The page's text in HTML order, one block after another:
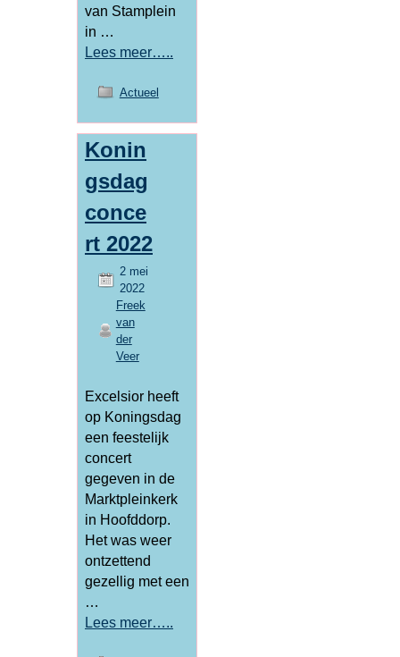
van Stamplein
in …
Lees meer…..
Actueel
Konin
gsdag
conce
rt 2022
2 mei
2022
Freek
van
der
Veer
Excelsior heeft
op Koningsdag
een feestelijk
concert
gegeven in de
Marktpleinkerk
in Hoofddorp.
Het was weer
ontzettend
gezellig met een
…
Lees meer…..